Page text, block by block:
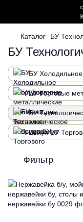
Каталог БУ
БУ
БУ
БУ Торговые
БУ
Выкуп БУ
Фильтр